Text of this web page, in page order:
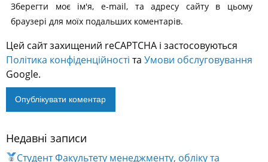
Зберегти моє ім'я, e-mail, та адресу сайту в цьому
браузері для моїх подальших коментарів.
Цей сайт захищений reCAPTCHA і застосовуються
Політика конфіденційності та Умови обслуговування
Google.
Alternative:
Недавні записи
Студент Факультету менеджменту, обліку та